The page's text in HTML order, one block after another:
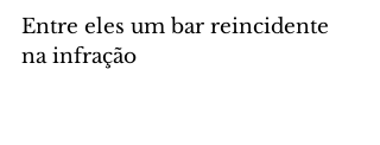
Entre eles um bar reincidente
na infração